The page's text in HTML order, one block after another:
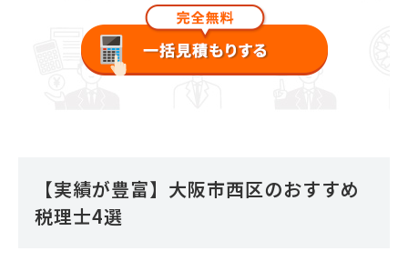
【実績が豊富】大阪市西区のおすすめ
税理士4選